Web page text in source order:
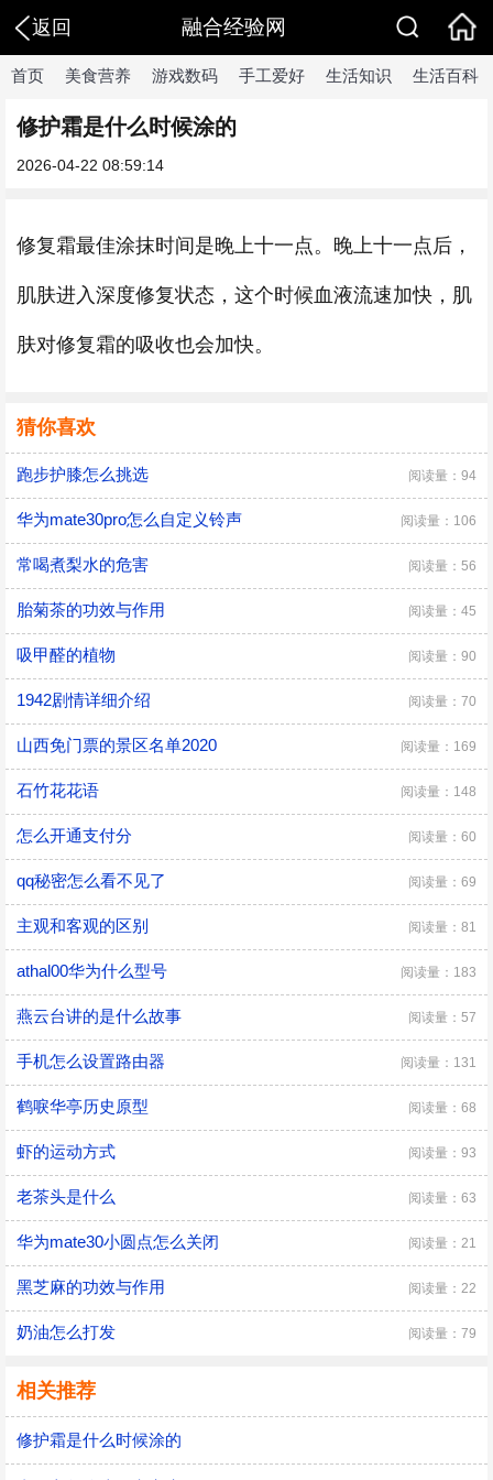
返回 融合经验网
首页 美食营养 游戏数码 手工爱好 生活知识 生活百科
修护霜是什么时候涂的
2026-04-22 08:59:14
修复霜最佳涂抹时间是晚上十一点。晚上十一点后，
肌肤进入深度修复状态，这个时候血液流速加快，肌
肤对修复霜的吸收也会加快。
猜你喜欢
​跑步护膝怎么挑选 阅读量：94
华为mate30pro怎么自定义铃声 阅读量：106
常喝煮梨水的危害 阅读量：56
胎菊茶的功效与作用 阅读量：45
吸甲醛的植物 阅读量：90
1942剧情详细介绍 阅读量：70
山西免门票的景区名单2020 阅读量：169
石竹花花语 阅读量：148
怎么开通支付分 阅读量：60
qq秘密怎么看不见了 阅读量：69
主观和客观的区别 阅读量：81
athal00华为什么型号 阅读量：183
燕云台讲的是什么故事 阅读量：57
手机怎么设置路由器 阅读量：131
鹤唳华亭历史原型 阅读量：68
虾的运动方式 阅读量：93
老茶头是什么 阅读量：63
华为mate30小圆点怎么关闭 阅读量：21
黑芝麻的功效与作用 阅读量：22
奶油怎么打发 阅读量：79
相关推荐
修护霜是什么时候涂的